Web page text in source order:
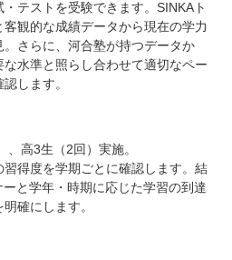
テストを受験できます。SINKAト
観的な成績データから現在の学力
さらに、河合塾が持つデータか
水準と照らし合わせて適切なペー
します。
高3生（2回）実施。
得度を学期ごとに確認します。結
と学年・時期に応じた学習の到達
確にします。